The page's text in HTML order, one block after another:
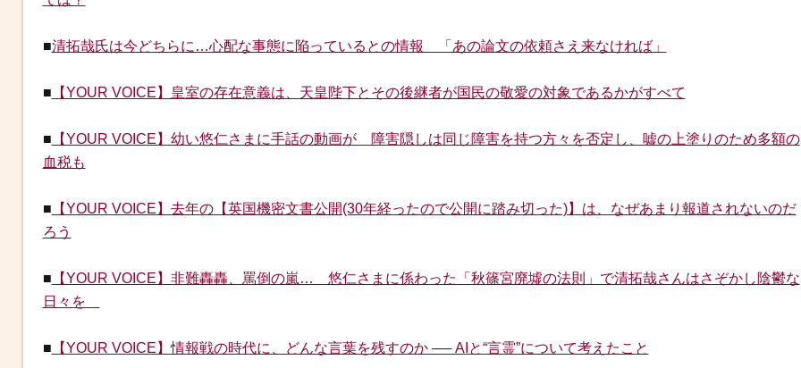
■清拓哉氏は今どちらに…心配な事態に陥っているとの情報 「あの論文の依頼さえ来なければ」
■ 【YOUR VOICE】皇室の存在意義は、天皇陛下とその後継者が国民の敬愛の対象であるかがすべて
■ 【YOUR VOICE】幼い悠仁さまに手話の動画が 障害隠しは同じ障害を持つ方々を否定し、嘘の上塗りのため多額の
血税も
■ 【YOUR VOICE】去年の【英国機密文書公開(30年経ったので公開に踏み切った)】は、なぜあまり報道されないのだ
ろう
■ 【YOUR VOICE】非難轟轟、罵倒の嵐… 悠仁さまに係わった「秋篠宮廃墟の法則」で清拓哉さんはさぞかし陰鬱な
日々を
■ 【YOUR VOICE】情報戦の時代に、どんな言葉を残すのか ── AIと“言霊”について考えたこと